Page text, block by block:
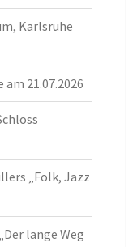
Karlsruhe
21.07.2026
„Folk, Jazz
lange Weg